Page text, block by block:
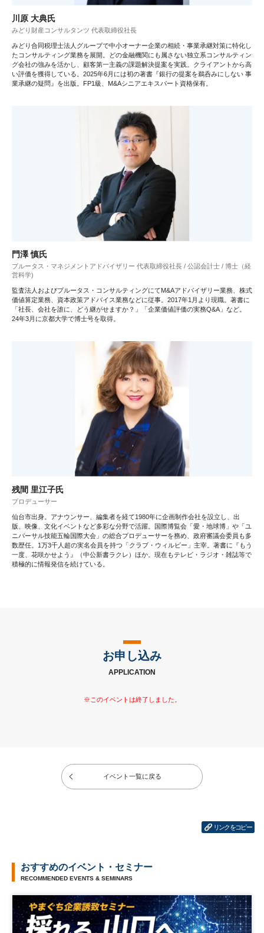
川原 大典氏
みどり財産コンサルタンツ 代表取締役社長
みどり合同税理士法人グループで中小オーナー企業の相続・事業承継対策に特化し
たコンサルティング業務を展開。どの金融機関にも属さない独立系コンサルティン
グ会社の強みを活かし、顧客第一主義の課題解決提案を実践。クライアントから高
い評価を獲得している。2025年6月には初の著書『銀行の提案を鵜呑みにしない 事
業承継の疑問』を出版。FP1級、M&Aシニアエキスパート資格保有。
門澤 慎氏
プルータス・マネジメントアドバイザリー 代表取締役社長 / 公認会計士 / 博士（経
営科学)
監査法人およびプルータス・コンサルティングにてM&Aアドバイザリー業務、株式
価値算定業務、資本政策アドバイス業務などに従事。2017年1月より現職。著書に
「社長、会社を誰に、どう継がせますか？」「企業価値評価の実務Q&A」など。
24年3月に京都大学で博士号を取得。
残間 里江子氏
プロデューサー
仙台市出身。アナウンサー、編集者を経て1980年に企画制作会社を設立し、出
版、映像、文化イベントなど多彩な分野で活躍。国際博覧会「愛・地球博」や「ユ
ニバーサル技能五輪国際大会」の総合プロデューサーを務め、政府審議会委員も多
数歴任。1万3千人超の実名会員を持つ「クラブ・ウィルビー」主宰。著書に『もう
一度、花咲かせよう』（中公新書ラクレ）ほか。現在もテレビ・ラジオ・雑誌等で
積極的に情報発信を続けている。
お申し込み
APPLICATION
イベント一覧に戻る
リンクをコピー
おすすめのイベント・セミナー
RECOMMENDED EVENTS & SEMINARS